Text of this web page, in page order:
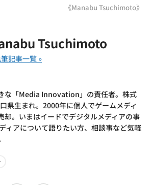
《Manabu Tsuchimoto》
Tsuchimoto
な「Media Innovation」の責任者。株式
県生まれ。2000年に個人でゲームメディ
却。いまはイードでデジタルメディアの事
ィアについて語りたい方、相談事など気軽